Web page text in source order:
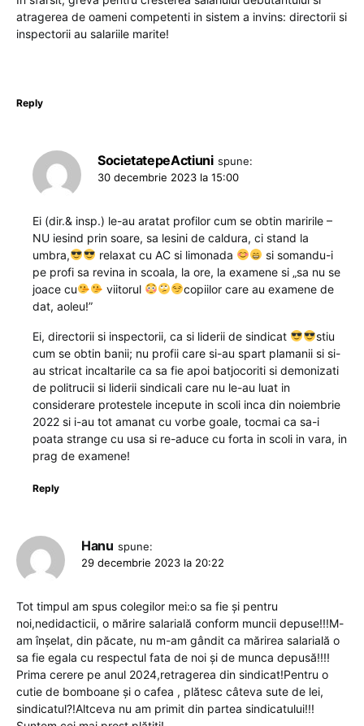
atragerea de oameni competenti in sistem a invins: directorii si
inspectorii au salariile marite!
Reply
SocietatepeActiuni spune:
30 decembrie 2023 la 15:00
Ei (dir.& insp.) le-au aratat profilor cum se obtin maririle –
NU iesind prin soare, sa lesini de caldura, ci stand la
umbra,
relaxat cu AC si limonada
si somandu-i
pe profi sa revina in scoala, la ore, la examene si „sa nu se
joace cu
viitorul
copiilor care au examene de
dat, aoleu!”
Ei, directorii si inspectorii, ca si liderii de sindicat
stiu
cum se obtin banii; nu profii care si-au spart plamanii si si-
au stricat incaltarile ca sa fie apoi batjocoriti si demonizati
de politrucii si liderii sindicali care nu le-au luat in
considerare protestele incepute in scoli inca din noiembrie
2022 si i-au tot amanat cu vorbe goale, tocmai ca sa-i
poata strange cu usa si re-aduce cu forta in scoli in vara, in
prag de examene!
Reply
Hanu spune:
29 decembrie 2023 la 20:22
Tot timpul am spus colegilor mei:o sa fie și pentru
noi,nedidacticii, o mărire salarială conform muncii depuse!!!M-
am înșelat, din păcate, nu m-am gândit ca mărirea salarială o
sa fie egala cu respectul fata de noi și de munca depusă!!!!
Prima cerere pe anul 2024,retragerea din sindicat!Pentru o
cutie de bomboane și o cafea , plătesc câteva sute de lei,
sindicatul?!Altceva nu am primit din partea sindicatului!!!